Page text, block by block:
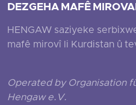
DEZGEHA MAFÊ
HENGAW saziyeke
mafê mirovî li Kurdistan û
Operated by Organisation
Hengaw e.V.